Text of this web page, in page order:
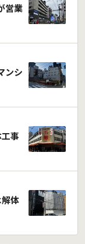
営業
ンシ
事
体